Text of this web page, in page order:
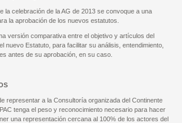
la celebración de la AG de 2013 se convoque a una
la aprobación de los nuevos estatutos.
versión comparativa entre el objetivo y artículos del
nuevo Estatuto, para facilitar su análisis, entendimiento,
antes de su aprobación, en su caso.
representar a la Consultoría organizada del Continente
tenga el peso y reconocimiento necesario para hacer
una representación cercana al 100% de los actores del